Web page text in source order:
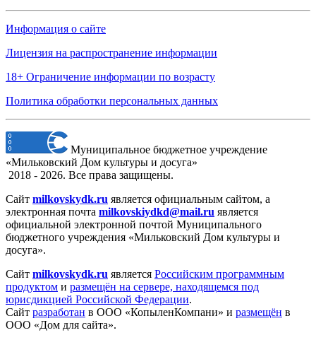
Информация о сайте
Лицензия на распространение информации
18+ Ограничение информации по возрасту
Политика обработки персональных данных
Муниципальное бюджетное учреждение
«Мильковский Дом культуры и досуга»
2018 - 2026. Все права защищены.
Сайт milkovskydk.ru является официальным сайтом, а
электронная почта milkovskiydkd@mail.ru является
официальной электронной почтой Муниципального
бюджетного учреждения «Мильковский Дом культуры и
досуга».
Сайт milkovskydk.ru является Российским программным
продуктом и размещён на сервере, находящемся под
юрисдикцией Российской Федерации.
Сайт разработан в ООО «КопыленКомпани» и размещён в
ООО «Дом для сайта».